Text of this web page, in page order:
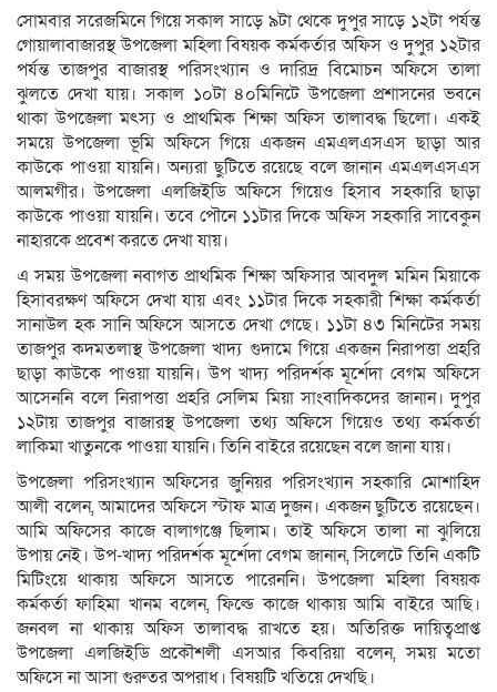
সোমবার সরেজমিনে গিয়ে সকাল সাড়ে ৯টা থেকে দুপুর সাড়ে ১২টা পর্যন্ত
গোয়ালাবাজারস্থ উপজেলা মহিলা বিষয়ক কর্মকর্তার অফিস ও দুপুর ১২টার
পর্যন্ত তাজপুর বাজারস্থ পরিসংখ্যান ও দারিদ্র বিমোচন অফিসে তালা
ঝুলতে দেখা যায়। সকাল ১০টা ৪০মিনিটে উপজেলা প্রশাসনের ভবনে
থাকা উপজেলা মৎস্য ও প্রাথমিক শিক্ষা অফিস তালাবদ্ধ ছিলো। একই
সময়ে উপজেলা ভূমি অফিসে গিয়ে একজন এমএলএসএস ছাড়া আর
কাউকে পাওয়া যায়নি। অন্যরা ছুটিতে রয়েছে বলে জানান এমএলএসএস
আলমগীর। উপজেলা এলজিইডি অফিসে গিয়েও হিসাব সহকারি ছাড়া
কাউকে পাওয়া যায়নি। তবে পৌনে ১১টার দিকে অফিস সহকারি সাবেকুন
নাহারকে প্রবেশ করতে দেখা যায়।
এ সময় উপজেলা নবাগত প্রাথমিক শিক্ষা অফিসার আবদুল মমিন মিয়াকে
হিসাবরক্ষণ অফিসে দেখা যায় এবং ১১টার দিকে সহকারী শিক্ষা কর্মকর্তা
সানাউল হক সানি অফিসে আসতে দেখা গেছে। ১১টা ৪৩ মিনিটের সময়
তাজপুর কদমতলাস্থ উপজেলা খাদ্য গুদামে গিয়ে একজন নিরাপত্তা প্রহরি
ছাড়া কাউকে পাওয়া যায়নি। উপ খাদ্য পরিদর্শক মূর্শেদা বেগম অফিসে
আসেননি বলে নিরাপত্তা প্রহরি সেলিম মিয়া সাংবাদিকদের জানান। দুপুর
১২টায় তাজপুর বাজারস্থ উপজেলা তথ্য অফিসে গিয়েও তথ্য কর্মকর্তা
লাকিমা খাতুনকে পাওয়া যায়নি। তিনি বাইরে রয়েছেন বলে জানা যায়।
উপজেলা পরিসংখ্যান অফিসের জুনিয়র পরিসংখ্যান সহকারি মোশাহিদ
আলী বলেন, আমাদের অফিসে স্টাফ মাত্র দুজন। একজন ছুটিতে রয়েছেন।
আমি অফিসের কাজে বালাগঞ্জে ছিলাম। তাই অফিসে তালা না ঝুলিয়ে
উপায় নেই। উপ-খাদ্য পরিদর্শক মূর্শেদা বেগম জানান, সিলেটে তিনি একটি
মিটিংয়ে থাকায় অফিসে আসতে পারেননি। উপজেলা মহিলা বিষয়ক
কর্মকর্তা ফাহিমা খানম বলেন, ফিল্ডে কাজে থাকায় আমি বাইরে আছি।
জনবল না থাকায় অফিস তালাবদ্ধ রাখতে হয়। অতিরিক্ত দায়িত্বপ্রাপ্ত
উপজেলা এলজিইডি প্রকৌশলী এসআর কিবরিয়া বলেন, সময় মতো
অফিসে না আসা গুরুতর অপরাধ। বিষয়টি খতিয়ে দেখছি।